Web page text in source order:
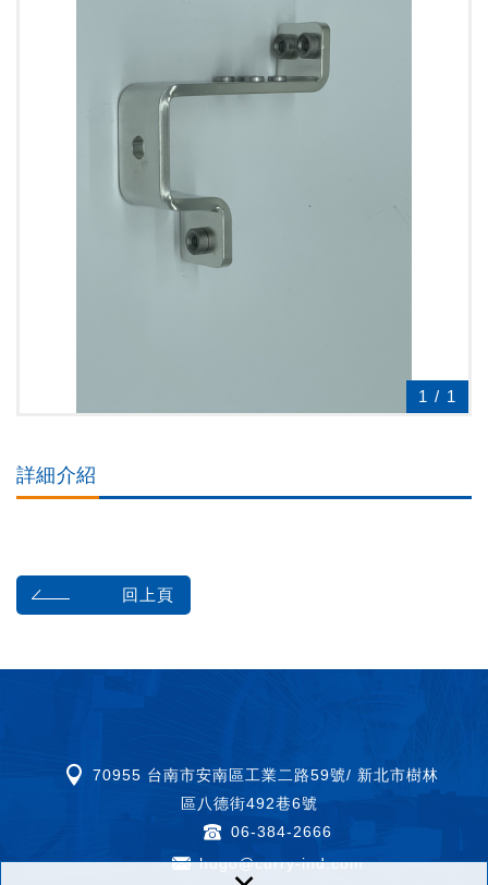
1 / 1
詳細介紹
回上頁
70955 台南市安南區工業二路59號/ 新北市樹林
區八德街492巷6號
06-384-2666
hugo@curry-ind.com